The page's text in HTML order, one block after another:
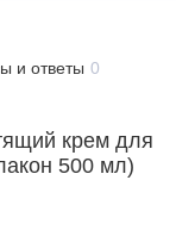
и ответы 0
крем для
500 мл)